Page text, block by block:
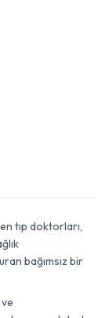
tıp doktorları,
bağımsız bir